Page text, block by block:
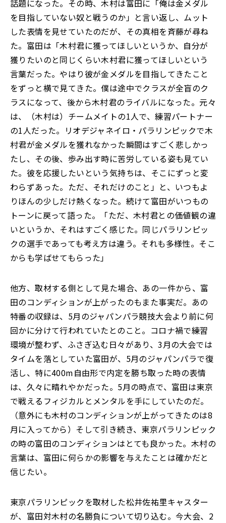
話題になった。その時、木村は富田に「俺は金メダル
を目指していない奴と戦うのか」と言い返し、ムット
した表情を見せていたのだが、その真相を斉藤が尋ね
た。富田は「木村君に獲ってほしいというか、自分が
獲りたいのと同じくらい木村君に獲ってほしいという
言葉だった。やはり彼が金メダルを目指してきたこと
をずっと横で見てきた。僕は途中でクラスが全盲のク
ラスになって、後から木村君のライバルになった。元々
は、（木村は）チームメイトの1人で、練習パートナー
の1人だった。リオデジャネイロ・パラリンピックで木
村君が金メダルを獲れなかった瞬間はすごく悲しかっ
たし、その後、歩み出す時に苦労している姿も見てい
た。彼を応援したいという気持ちは、そこにずっと変
わらずあった。ただ、それだけのこと」と、いつもよ
りほんの少しだけ熱くなった。続けて富田がいつもの
トーンに戻って語った。「ただ、木村君との価値観の違
いというか、それはすごく感じた。同じパラリンピッ
クの選手であっても考え方は違う。それも多様性。そこ
からも学ばせてもらった」
他方、取材する側として見た場合、あの一件から、富
田のコンディションが上がったのもまた事実だ。あの
特番の収録は、5月のジャパンパラ競技大会より前に何
回かに分けて行われていたとのこと。コロナ禍で練習
環境が整わず、ふさぎ込む日々があり、3月の大会では
タイムを落としていた富田が、5月のジャパンパラで復
活し、特に400m自由形で内定を勝ち取った時の表情
は、久々に晴れやかだった。5月の時点で、富田は東京
で戦えるフィジカルとメンタルを手にしていたのだ。
（意外にも木村のコンディションが上がってきたのは8
月に入ってから）そして引き続き、東京パラリンピック
の時の富田のコンディションはとても良かった。木村の
言葉は、富田に何らかの影響を与えたことは確かだと
信じたい。
東京パラリンピックを取材した松井佐祐里キャスター
が、富田対木村の名勝負について切り込む。今大会、2